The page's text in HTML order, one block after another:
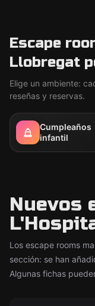
Escape
Llobregat
Elige un ambiente:
reseñas y reservas.
Cumpleaños
infantil
Nuevos
Los escape rooms
sección: se han
Algunas fichas